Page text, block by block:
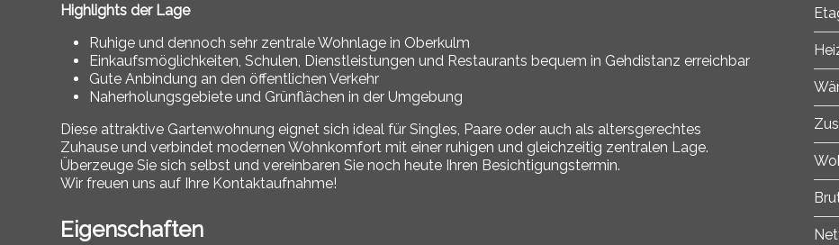
Highlights der Lage
Ruhige und dennoch sehr zentrale Wohnlage in Oberkulm
Einkaufsmöglichkeiten, Schulen, Dienstleistungen und Restaurants bequem in Gehdistanz erreichbar
Gute Anbindung an den öffentlichen Verkehr
Naherholungsgebiete und Grünflächen in der Umgebung
Diese attraktive Gartenwohnung eignet sich ideal für Singles, Paare oder auch als altersgerechtes
Zuhause und verbindet modernen Wohnkomfort mit einer ruhigen und gleichzeitig zentralen Lage.
Überzeuge Sie sich selbst und vereinbaren Sie noch heute Ihren Besichtigungstermin.
Wir freuen uns auf Ihre Kontaktaufnahme!
Eigenschaften